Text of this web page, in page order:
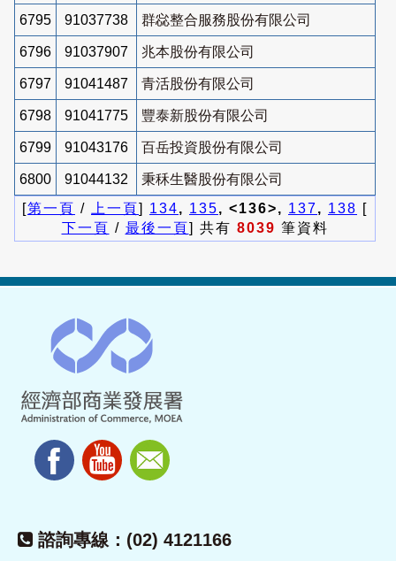
6795 91037738 群惢整合服務股份有限公司
6796 91037907 兆本股份有限公司
6797 91041487 青活股份有限公司
6798 91041775 豐泰新股份有限公司
6799 91043176 百岳投資股份有限公司
6800 91044132
秉秝生醫股份有限公司
[第一頁 / 上一頁] 134, 135, <136>, 137, 138 [
下一頁 / 最後一頁] 共有 8039 筆資料
諮詢專線：(02) 4121166